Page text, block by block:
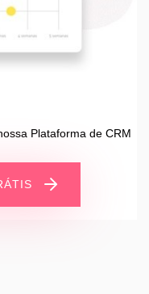
Plataforma de CRM